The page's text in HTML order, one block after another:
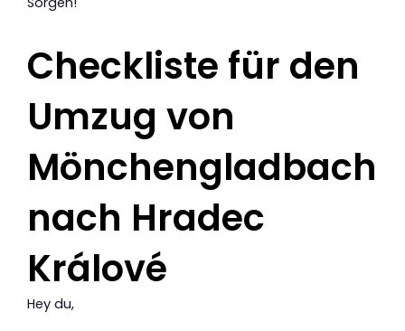
Checkliste für den
Umzug von
Mönchengladbach
nach Hradec
Králové
Hey du,